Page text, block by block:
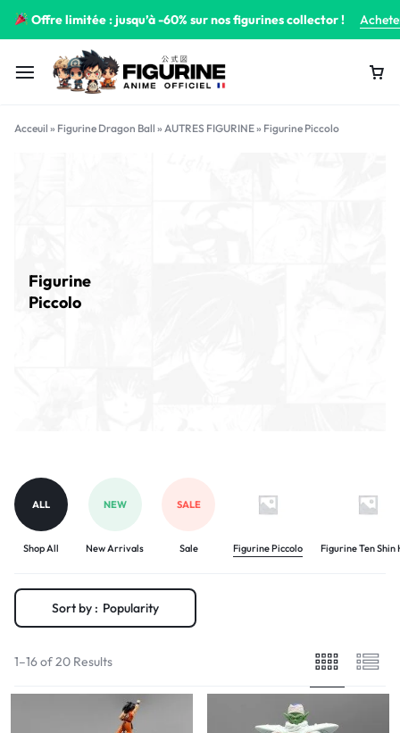
Offre limitée : jusqu’à -60% sur nos figurines collector !
Acceuil » Figurine Dragon Ball » AUTRES FIGURINE» Figurine Piccolo
Figurine
Piccolo
ALL
Shop All
NEW
New Arrivals
SALE
Sale Figurine Piccolo Figurine Ten Shin
Sort by : Popularity
1–16 of 20 Results